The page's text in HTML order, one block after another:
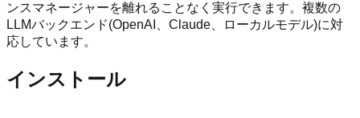
ンスマネージャーを離れることなく実行できます。複数の
LLMバックエンド(OpenAI、Claude、ローカルモデル)に対
応しています。
インストール